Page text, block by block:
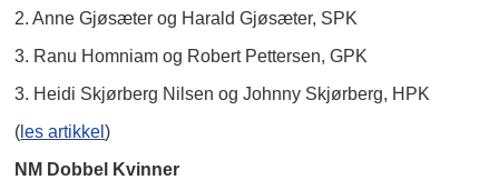
2. Anne Gjøsæter og Harald Gjøsæter, SPK
3. Ranu Homniam og Robert Pettersen, GPK
3. Heidi Skjørberg Nilsen og Johnny Skjørberg, HPK
( les artikkel)
NM Dobbel Kvinner